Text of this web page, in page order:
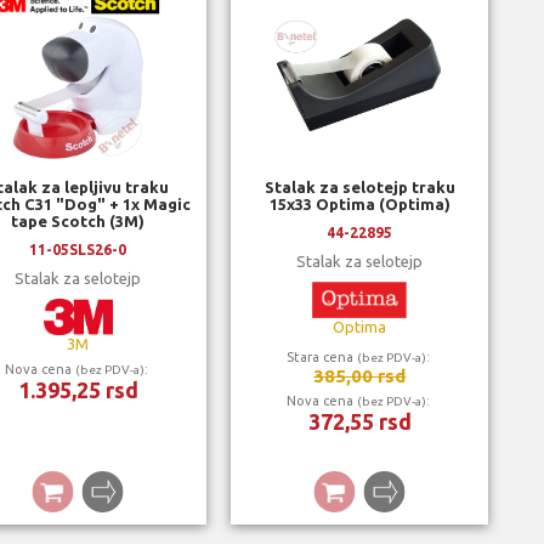
za lepljivu traku
C31 "Dog" + 1x Magic
tape Scotch (3M)
11-05SLS26-0
Stalak za selotejp
3M
Nova cena (bez PDV-a):
1.395,25 rsd
Stalak za selotejp traku
15x33 Optima (Optima)
44-22895
Stalak za selotejp
Optima
Stara cena (bez PDV-a):
385,00 rsd
Nova cena (bez PDV-a):
372,55 rsd